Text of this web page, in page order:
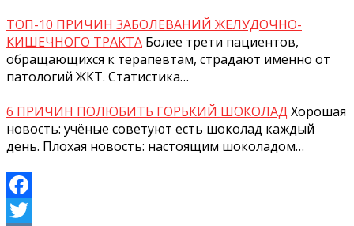
ТОП-10 ПРИЧИН ЗАБОЛЕВАНИЙ ЖЕЛУДОЧНО-
КИШЕЧНОГО ТРАКТА Более трети пациентов,
обращающихся к терапевтам, страдают именно от
патологий ЖКТ. Статистика…
6 ПРИЧИН ПОЛЮБИТЬ ГОРЬКИЙ ШОКОЛАД Хорошая
новость: учёные советуют есть шоколад каждый
день. Плохая новость: настоящим шоколадом…
Facebook